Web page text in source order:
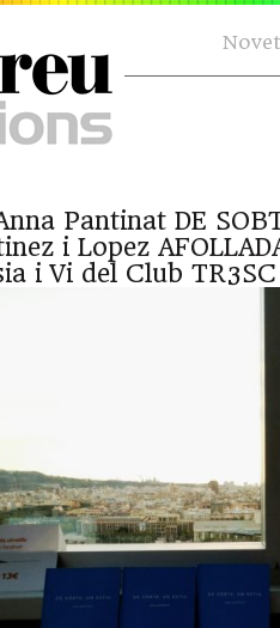
Pantinat DE
i Lopez
i Vi del Club TR3SC